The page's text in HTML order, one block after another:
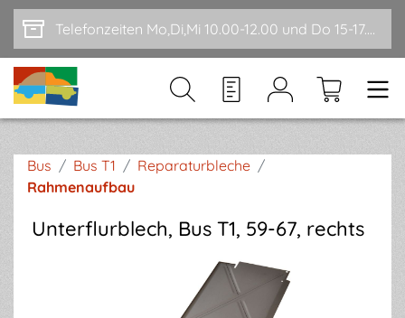
Zum Hauptinhalt springen Telefonzeiten Mo,Di,Mi 10.00-12.00 und Do 15-17.00
Bus / Bus T1 / Reparaturbleche /
Rahmenaufbau
Unterflurblech, Bus T1, 59-67, rechts
Bildergalerie überspringen